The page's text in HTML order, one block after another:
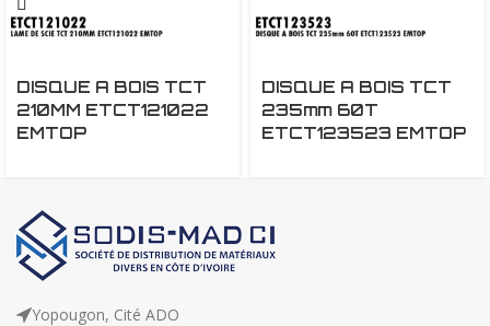
DISQUE A BOIS TCT
210MM ETCT121022
EMTOP
DISQUE A BOIS TCT
235mm 60T
ETCT123523 EMTOP
Yopougon, Cité ADO